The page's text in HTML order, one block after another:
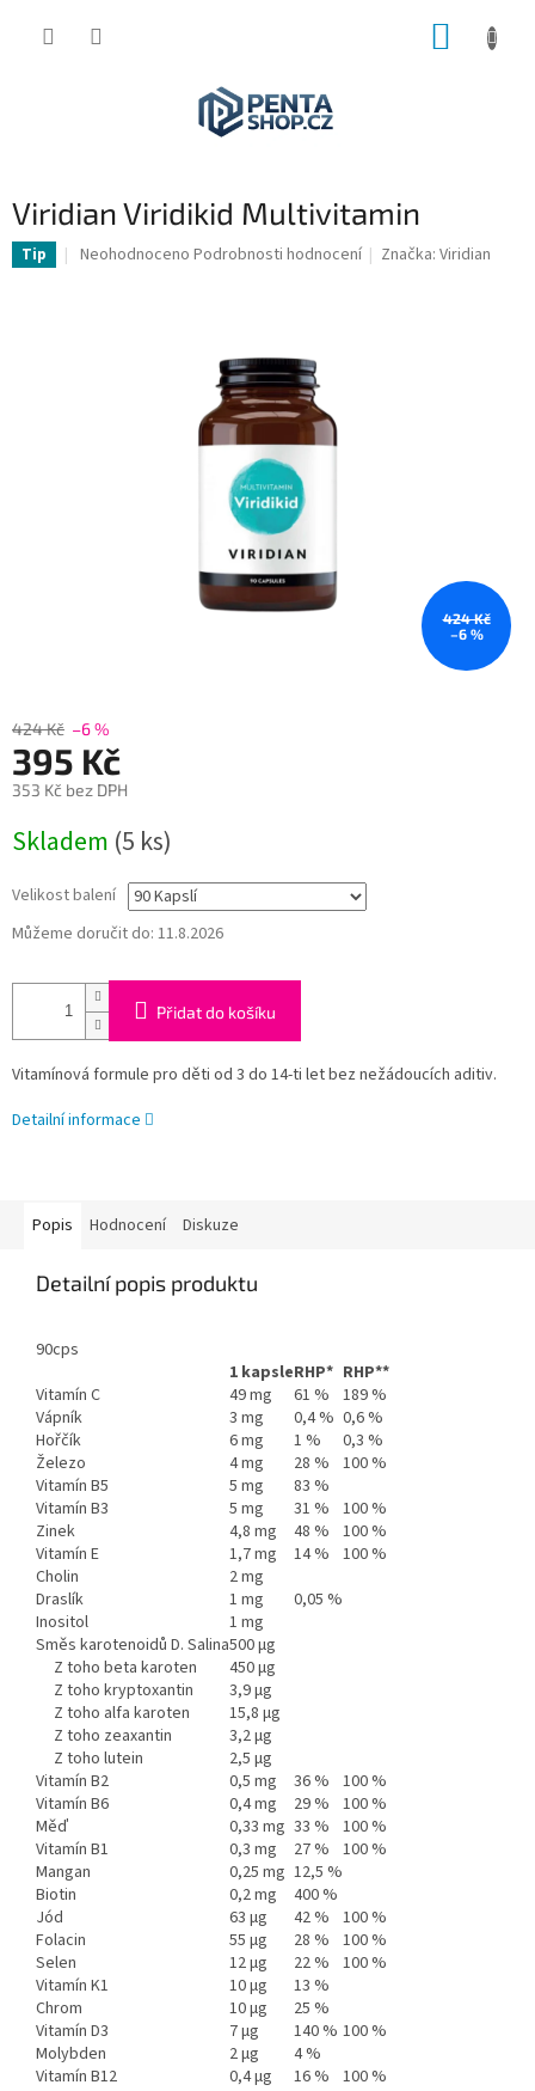
Viridian Viridikid Multivitamin
Tip
Průměrné
Neohodnoceno Podrobnosti hodnocení Značka:Viridian
424 Kč
–6 %
424 Kč –6 %
395 Kč
353 Kč bez DPH
cena:
Skladem (5 ks)
Velikost balení
Můžeme doručit do: 11.8.2026
Přidat do košíku
Vitamínová formule pro děti od 3 do 14-ti let bez nežádoucích aditiv.
Detailní informace
Popis Hodnocení Diskuze
Detailní popis produktu
90cps
1 kapsleRHP* RHP**
Vitamín C
49 mg 61 % 189 %
Vápník
3 mg 0,4 % 0,6 %
Hořčík
6 mg 1 %
0,3 %
Železo
4 mg 28 % 100 %
Vitamín B5
5 mg
83 %
Vitamín B3
5 mg 31 % 100 %
Zinek
4,8 mg 48 % 100 %
Vitamín E
1,7 mg 14 % 100 %
Cholin
2 mg
Draslík
1 mg
0,05 %
Inositol
1 mg
Směs karotenoidů D. Salina500 µg
Z toho beta karoten
450 µg
Z toho kryptoxantin
3,9 µg
Z toho alfa karoten
15,8 µg
Z toho zeaxantin
3,2 µg
Z toho lutein
2,5 µg
Vitamín B2
0,5 mg 36 % 100 %
Vitamín B6
0,4 mg 29 % 100 %
Měď
0,33 mg 33 % 100 %
Vitamín B1
0,3 mg 27 % 100 %
Mangan
0,25 mg 12,5 %
Biotin
0,2 mg
400 %
Jód
63 µg 42 % 100 %
Folacin
55 µg 28 % 100 %
Selen
12 µg 22 % 100 %
Vitamín K1
10 µg
13 %
Chrom
10 µg
25 %
Vitamín D3
7 µg 140 % 100 %
Molybden
2 µg
4 %
Vitamín B12
0,4 µg 16 % 100 %